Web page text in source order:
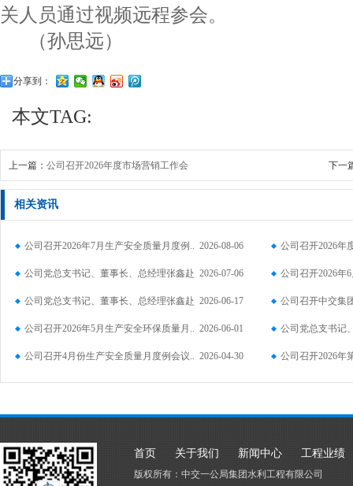
关人员通过视频远程参会。
（孙思远）
分享到：
本文TAG:
上一篇： 公司召开2026年度市场营销工作会 下一
相关资讯
公司召开2026年7月生产安全质量月度例.. 2026-08-06 公司召开2026年
公司党总支书记、董事长、总经理张鑫赴
澧..
2026-07-06 公司召开2026年
公司党总支书记、董事长、总经理张鑫赴
湖..
2026-06-17 公司召开中交集
专..
公司召开2026年5月生产安全环保质量月.. 2026-06-01 公司党总支书记
陆..
公司召开4月份生产安全质量月度例会议.. 2026-04-30 公司召开2026年
产..
首页 关于我们 新闻中心 工程业绩
版权所有：中交一公局集团水利工程有限公司